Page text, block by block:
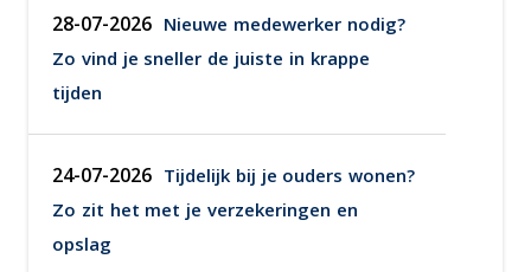
28-07-2026 Nieuwe medewerker nodig?
Zo vind je sneller de juiste in krappe
tijden
24-07-2026 Tijdelijk bij je ouders wonen?
Zo zit het met je verzekeringen en
opslag